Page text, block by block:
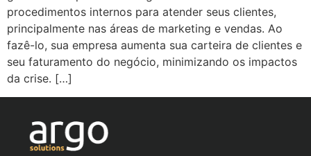
procedimentos internos para atender seus clientes,
principalmente nas áreas de marketing e vendas. Ao
fazê-lo, sua empresa aumenta sua carteira de clientes e
seu faturamento do negócio, minimizando os impactos
da crise. […]